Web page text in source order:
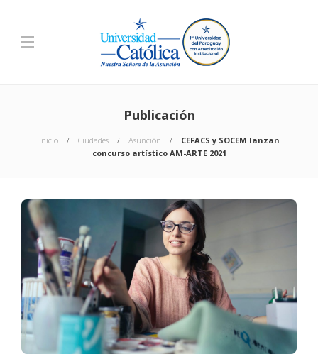
Publicación
Inicio Ciudades Asunción
CEFACS y SOCEM lanzan
concurso artístico AM-ARTE 2021